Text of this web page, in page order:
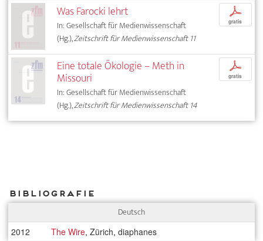
Was Farocki lehrt
In: Gesellschaft für Medienwissenschaft
(Hg.),Zeitschrift für Medienwissenschaft 11
p
gratis
Eine totale Ökologie – Meth in
Missouri
In: Gesellschaft für Medienwissenschaft
(Hg.),Zeitschrift für Medienwissenschaft 14
p
gratis
Bibliografie
Deutsch
2012 The Wire, Zürich, diaphanes